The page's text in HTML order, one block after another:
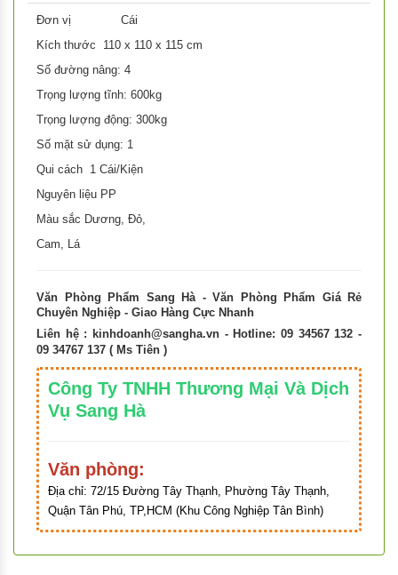
Đơn vị Cái
Kích thước 110 x 110 x 115 cm
Số đường nâng: 4
Trọng lượng tĩnh: 600kg
Trọng lượng động: 300kg
Số mặt sử dụng: 1
Qui cách 1 Cái/Kiện
Nguyên liệu PP
Màu sắc Dương, Đỏ,
Cam, Lá
Văn Phòng Phẩm Sang Hà - Văn Phòng Phẩm Giá Rẻ
Chuyên Nghiệp - Giao Hàng Cực Nhanh
Liên hệ : kinhdoanh@sangha.vn - Hotline: 09 34567 132 -
09 34767 137 ( Ms Tiên )
Công Ty TNHH Thương Mại Và Dịch
Vụ Sang Hà
Văn phòng:
Địa chỉ: 72/15 Đường Tây Thạnh, Phường Tây Thạnh,
Quận Tân Phú, TP,HCM (Khu Công Nghiệp Tân Bình)